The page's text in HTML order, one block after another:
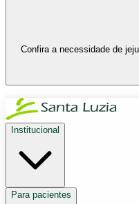
Confira a necessidade de
Institucional
Para pacientes